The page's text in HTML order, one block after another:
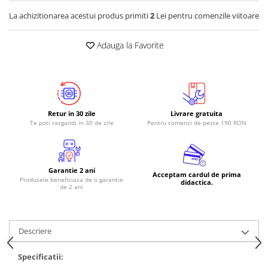
RS-485
Breadboard
Cutii
Componente
Butoane, Tastaturi
Condensatoare
La achizitionarea acestui produs primiti2 Lei pentru comenzile viitoare
Adauga la Favorite
Retur in 30 zile
Te poti razgandi in 30 de zile
Livrare gratuita
Pentru comenzi de peste 190 RON
Garantie 2 ani
Produsele beneficiaza de o garantie
de 2 ani
Acceptam cardul de prima
didactica.
Descriere
Specificatii: